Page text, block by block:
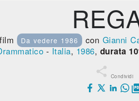
Da vedere 1986 con Gianni
-Italia,1986, durata
 Condividi